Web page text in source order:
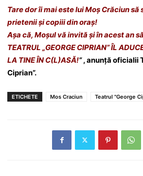
Tare dor îi mai este lui Moș Crăciun să
prietenii și copiii din oraș!
Așa că, Moșul vă invită și în acest an
TEATRUL „GEORGE CIPRIAN” ÎL
LA TINE ÎN C(L)ASĂ!”, anunță oficialii
Ciprian”.
ETICHETE Mos Craciun Teatrul "George